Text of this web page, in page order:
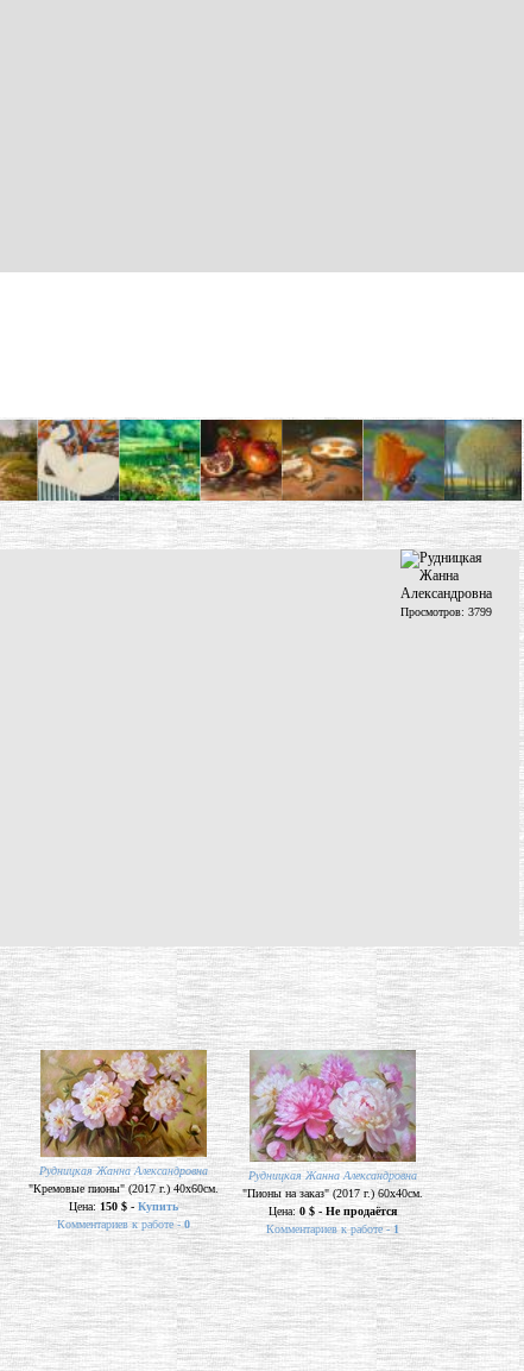
Просмотров: 3799
Рудницкая Жанна Александровна
"Кремовые пионы" (2017 г.) 40х60см.
Цена: 150 $ - Купить
Комментариев к работе -0
Рудницкая Жанна Александровна
"Пионы на заказ" (2017 г.) 60х40см.
Цена:0 $ - Не продаётся
Комментариев к работе -1